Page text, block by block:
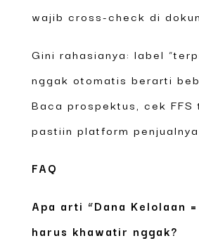
wajib cross-check di
Gini rahasianya: label
nggak otomatis berarti
Baca prospektus, cek FFS
pastiin platform
FAQ
Apa arti “Dana Kelolaan
harus khawatir nggak?